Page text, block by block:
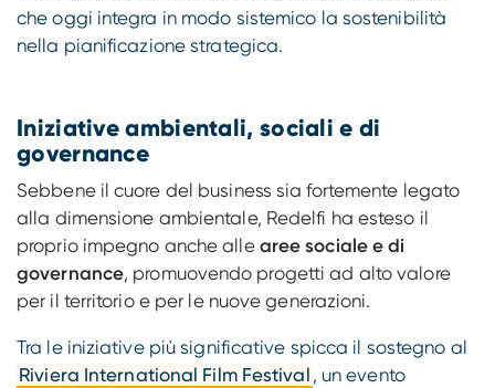
che oggi integra in modo sistemico la sostenibilità
nella pianificazione strategica.
Iniziative ambientali, sociali e di
governance
Sebbene il cuore del business sia fortemente legato
alla dimensione ambientale, Redelfi ha esteso il
proprio impegno anche alle aree sociale e di
governance, promuovendo progetti ad alto valore
per il territorio e per le nuove generazioni.
Tra le iniziative più significative spicca il sostegno al
Riviera International Film Festival , un evento